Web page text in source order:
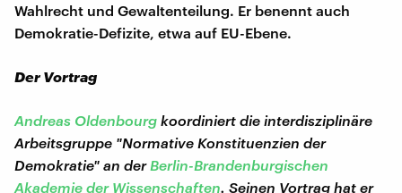
Wahlrecht und Gewaltenteilung. Er benennt auch
Demokratie-Defizite, etwa auf EU-Ebene.
Der Vortrag
Andreas Oldenbourg koordiniert die interdisziplinäre
Arbeitsgruppe "Normative Konstituenzien der
Demokratie" an der Berlin-Brandenburgischen
Akademie der Wissenschaften. Seinen Vortrag hat er